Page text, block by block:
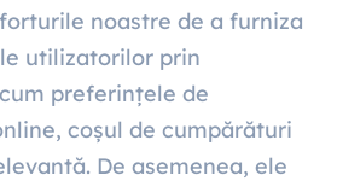
noastre de a furniza
utilizatorilor prin
preferințele de
coșul de cumpărături
De asemenea, ele